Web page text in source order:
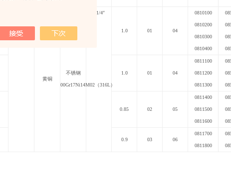
黄铜
不锈钢
00Gr17Ni14M02（316L）
G1/4″
1.0 01 04
0810100
0810200
0810300
0810400
1.0 01 04
0811100
0811200
0811300
0.85 02 05
0811400
0811500
0811600
0.9 03 06
0811700
0811800